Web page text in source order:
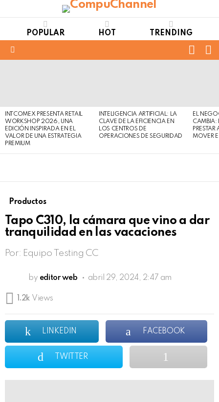
POPULAR HOT TRENDING
INTCOMEX PRESENTA RETAIL
WORKSHOP 2026, UNA
EDICIÓN INSPIRADA EN EL
VALOR DE UNA ESTRATEGIA
PREMIUM
INTELIGENCIA ARTIFICIAL: LA
CLAVE DE LA EFICIENCIA EN
LOS CENTROS DE
OPERACIONES DE SEGURIDAD
EL
CAMBIA:
MOVER
Productos
Tapo C310, la cámara que vino a dar
tranquilidad en las vacaciones
Por: Equipo Testing CC
by editor web abril 29, 2024, 2:47 am
1.2k Views
LINKEDIN FACEBOOK
TWITTER